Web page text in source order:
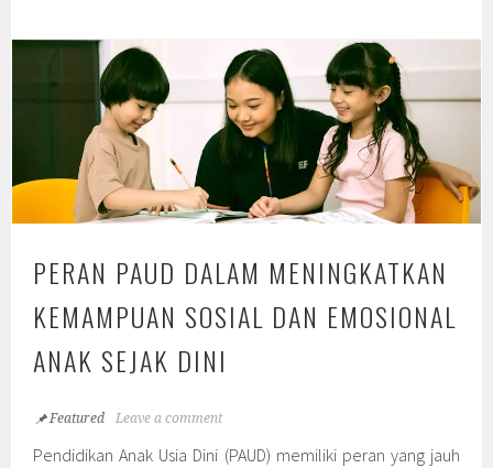
PERAN PAUD DALAM MENINGKATKAN
KEMAMPUAN SOSIAL DAN EMOSIONAL
ANAK SEJAK DINI
Featured Leave a comment
Pendidikan Anak Usia Dini (PAUD) memiliki peran yang jauh